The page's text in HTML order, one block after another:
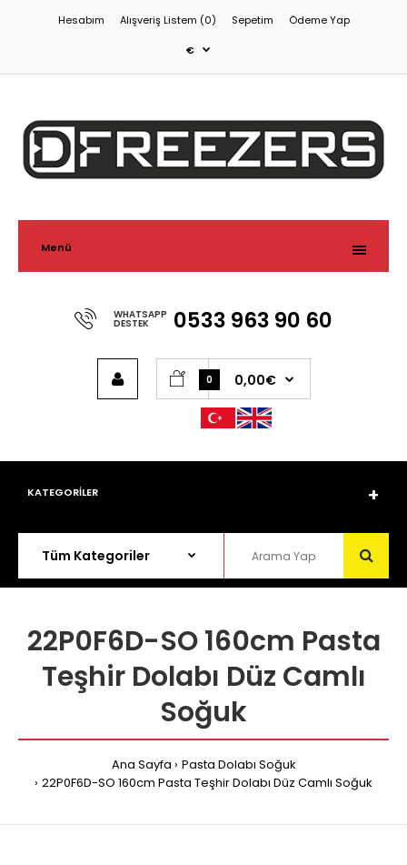
Hesabım Alışveriş Listem (0) Sepetim Ödeme Yap
€
Menü
WHATSAPP
DESTEK 0533 963 90 60
0 0,00€
KATEGORİLER
22P0F6D-SO 160cm Pasta
Teşhir Dolabı Düz Camlı
Soğuk
Ana Sayfa
Pasta Dolabı Soğuk
22P0F6D-SO 160cm Pasta Teşhir Dolabı Düz Camlı Soğuk